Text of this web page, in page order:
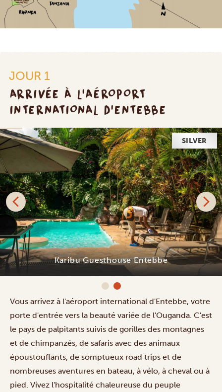
JOUR 1
ARRIVÉE À L'AÉROPORT
INTERNATIONAL D'ENTEBBE
SILVER
Karibu Guesthouse Entebbe
Vous arrivez à l'aéroport international d'Entebbe, votre
porte d'entrée vers la beauté variée de l'Ouganda. C'est
le pays de palpitants suivis de gorilles des montagnes
et de chimpanzés, de safaris avec des animaux
époustouflants, de somptueux road trips et de
nombreuses aventures en bateau, à vélo, à cheval ou à
pied. Vivez l'hospitalité chaleureuse du peuple